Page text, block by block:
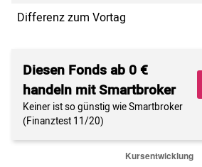
Differenz zum Vortag
Diesen Fonds ab 0 €
handeln mit Smartbroker
Keiner ist so günstig wie Smartbroker
(Finanztest 11/20)